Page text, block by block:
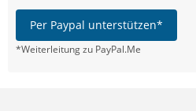
Per Paypal unterstützen*
*Weiterleitung zu PayPal.Me